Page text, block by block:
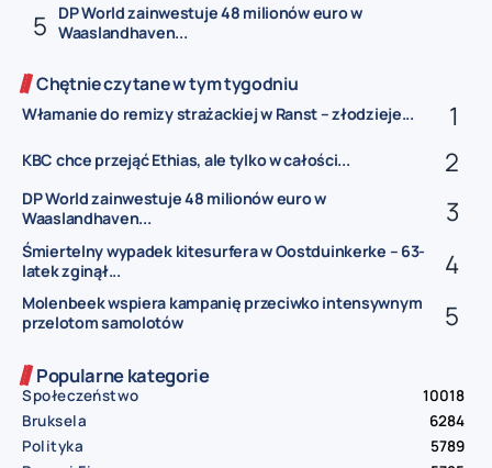
DP World zainwestuje 48 milionów euro w
Waaslandhaven...
Chętnie czytane w tym tygodniu
Włamanie do remizy strażackiej w Ranst – złodzieje...
KBC chce przejąć Ethias, ale tylko w całości...
DP World zainwestuje 48 milionów euro w
Waaslandhaven...
Śmiertelny wypadek kitesurfera w Oostduinkerke – 63-
latek zginął...
Molenbeek wspiera kampanię przeciwko intensywnym
przelotom samolotów
Popularne kategorie
Społeczeństwo
10018
Bruksela
6284
Polityka
5789